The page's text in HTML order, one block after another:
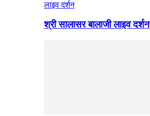
लाइव दर्शन
श्री सालासर बालाजी लाइव दर्शन